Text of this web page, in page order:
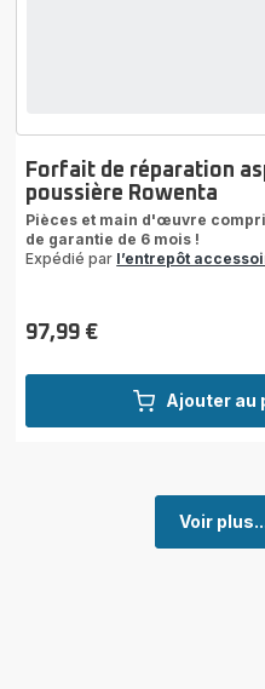
Ajouter au
Forfait de réparation
poussière Rowenta
Pièces et main d'œuvre
de garantie de 6 mois !
Expédié par l’entrepôt
Prix
97,99 €
Voir